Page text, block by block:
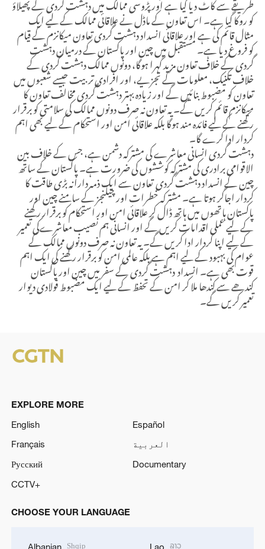
کو روکا گیا ہے۔ اس تعاون کے ماڈل نے علاقائی ممالک کے لیے ایک
مثال قائم کی ہے اور علاقائی انسداد دہشت گردی تعاون میکانزم کے قیام
کو فروغ دیا ہے۔ مستقبل میں چین اور پاکستان کے درمیان دہشت
گردی کے خلاف تعاون مزید گہرا ہوگا، دونوں ممالک دہشت گردی کے
خلاف تکنیک، معلومات کے تجزیے، اور افرادی تربیت جیسے شعبوں میں
تعاون کو مضبوط بنائیں گے اور زیادہ بہتر دہشت گردی مخالف تعاون کا
میکانزم قائم کریں گے۔ یہ تعاون نہ صرف دونوں ممالک کی سلامتی کو برقرار
رکھنے کے لیے فائدہ مند ہوگا بلکہ علاقائی امن اور استحکام کے لیے بھی اہم
کردار ادا کرے گا۔
دہشت گردی انسانی معاشرے کی مشترکہ دشمن ہے، جس کے خلاف بین
الاقوامی برادری کی مشترکہ کوششوں کی ضرورت ہے۔ پاکستان کے ساتھ
چین کے انسداد دہشت گردی تعاون سے ایک ذمہ دارانہ بڑی طاقت کا
کردار اجاگر ہوتا ہے۔ مشترکہ خطرات اور چیلنجز کے سامنے چین اور
پاکستان ہاتھوں میں ہاتھ ڈال کر علاقائی امن اور استحکام کو برقرار رکھنے
کے لیے عملی اقدامات کریں گے اور انسانی ہم نصیب معاشرےکی تعمیر
کے لیے اپنا کردار ادا کریں گے۔ یہ تعاون نہ صرف دونوں ممالک کے
عوام کی بہبود کے لیے اہم ہے بلکہ عالمی امن کو برقرار رکھنے کی ایک اہم
قوت بھی ہے۔ انسداد دہشت گردی کے سفر میں چین اور پاکستان
کندھے سے کندھا ملا کر امن کے تحفظ کے لیے ایک مضبوط فولادی دیوار
تعمیر کریں گے۔
EXPLORE MORE
English
Español
Français
العربية
Русский
Documentary
CCTV+
CHOOSE YOUR LANGUAGE
Albanian Shqip Lao ລາວ